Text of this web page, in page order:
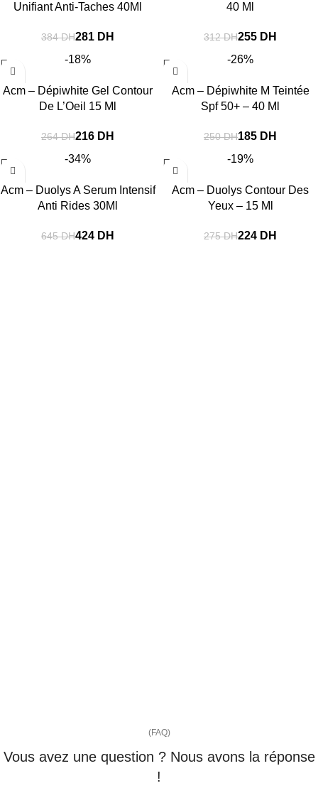
Unifiant Anti-Taches 40Ml
384DH281 DH
40 Ml
312DH255 DH
-18%
Acm – Dépiwhite Gel Contour
De L’Oeil 15 Ml
264DH216 DH
-26%
Acm – Dépiwhite M Teintée
Spf 50+ – 40 Ml
250DH185 DH
-34%
Acm – Duolys A Serum Intensif
Anti Rides 30Ml
645DH424 DH
-19%
Acm – Duolys Contour Des
Yeux – 15 Ml
275DH224 DH
(FAQ)
Vous avez une question ? Nous avons la réponse
!